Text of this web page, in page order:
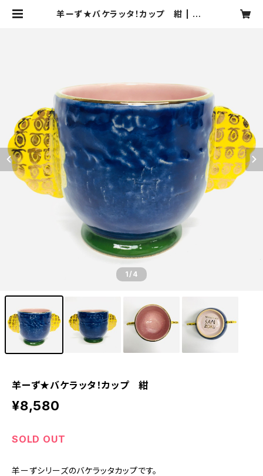
羊ーず★バケラッタ！カップ 紺 | SA
1/4
羊ーず★バケラッタ！カップ 紺
¥8,580
SOLD OUT
羊ーずシリーズのバケラッタカップです。